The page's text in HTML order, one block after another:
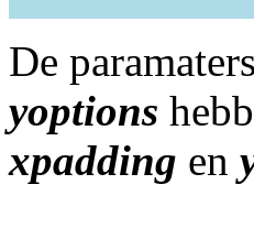
De
yoptions
xpadding en